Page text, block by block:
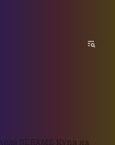
SESAME Купа на